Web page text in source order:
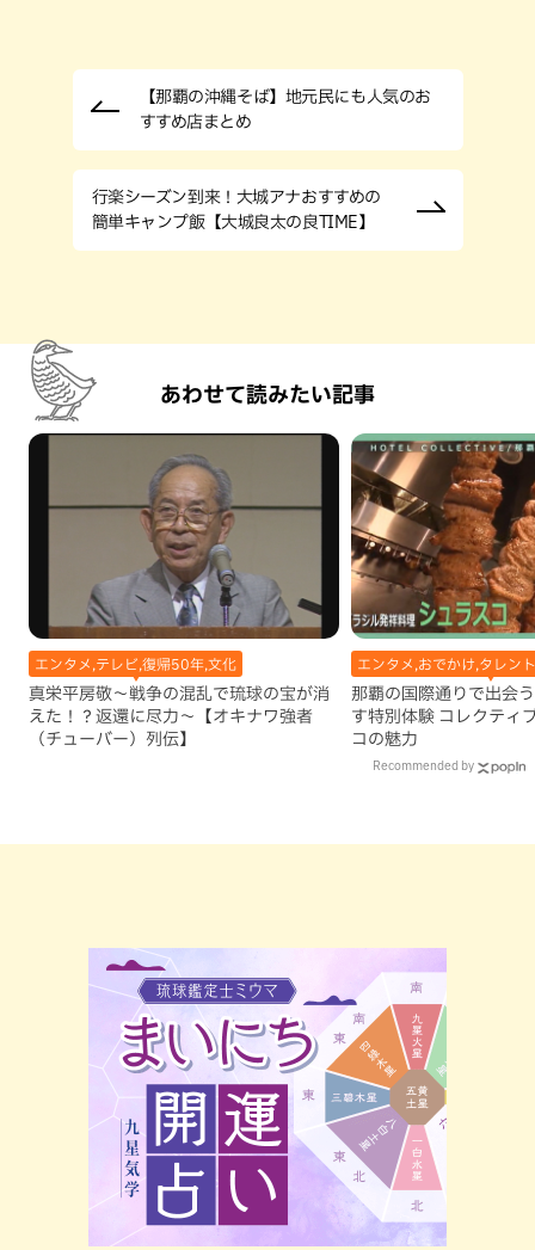
【那覇の沖縄そば】地元民にも人気のお
すすめ店まとめ
行楽シーズン到来！大城アナおすすめの
簡単キャンプ飯【大城良太の良TIME】
あわせて読みたい記事
エンタメ,テレビ,復帰50年,文化
真栄平房敬～戦争の混乱で琉球の宝が消
えた！？返還に尽力～【オキナワ強者
（チューバー）列伝】
エンタメ,おでかけ,タレン
那覇の国際通りで出会
す特別体験 コレクティ
コの魅力
Recommended by